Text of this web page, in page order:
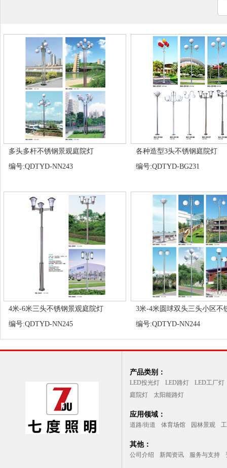
多头多杆不锈钢景观庭院灯
编号:QDTYD-NN243
各种造型3头不锈钢庭院灯
编号:QDTYD-BG231
4米-6米三头不锈钢景观庭院灯
编号:QDTYD-NN245
3米-4米圆球双头三头小区不
编号:QDTYD-NN244
产品类别：
LED投光灯 LED路灯
LED工厂灯
庭院灯
太阳能路灯
应用领域：
道路/街道 体育场馆 园林景观
其他：
公司介绍 新闻资讯 服务与支持